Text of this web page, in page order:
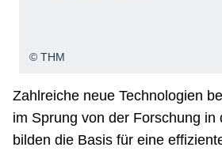
© THM
Zahlreiche neue Technologien
im Sprung von der Forschung in
bilden die Basis für eine